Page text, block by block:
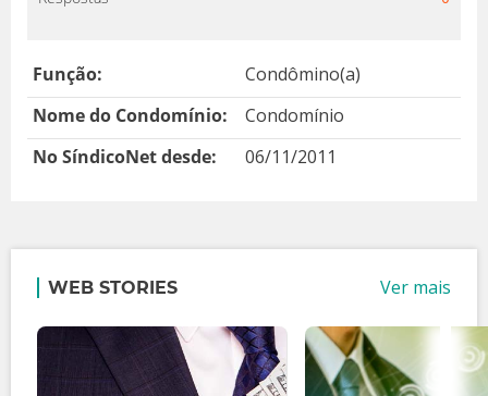
Função:
Condômino(a)
Nome do Condomínio:
Condomínio
No SíndicoNet desde:
06/11/2011
WEB STORIES Ver mais